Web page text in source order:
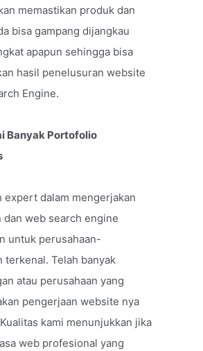
memastikan produk dan
bisa gampang dijangkau
apapun sehingga bisa
hasil penelusuran website
Engine.
Banyak Portofolio
expert dalam mengerjakan
dan web search engine
untuk perusahaan-
terkenal. Telah banyak
atau perusahaan yang
pengerjaan website nya
kami menunjukkan jika
web profesional yang